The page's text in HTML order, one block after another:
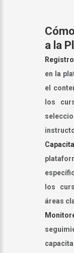
a la
en la
el
los
los
áreas